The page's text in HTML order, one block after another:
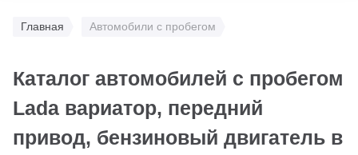
Главная Автомобили с пробегом
Каталог автомобилей с пробегом
Lada вариатор, передний
привод, бензиновый двигатель в